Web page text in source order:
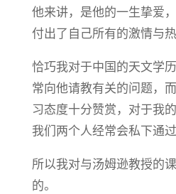
他来讲，是他的一生挚爱
付出了自己所有的激情与热
恰巧我对于中国的天文学
常向他请教有关的问题，
习态度十分赞赏，对于我
我们两个人经常会私下通
所以我对与汤姆逊教授的
的。